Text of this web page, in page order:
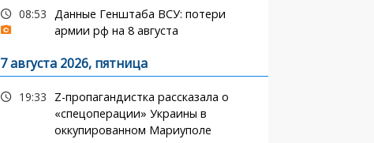
08:53 Данные Генштаба ВСУ: потери
армии рф на 8 августа
7 августа 2026, пятница
19:33
Z-пропагандистка рассказала о
«спецоперации» Украины в
оккупированном Мариуполе